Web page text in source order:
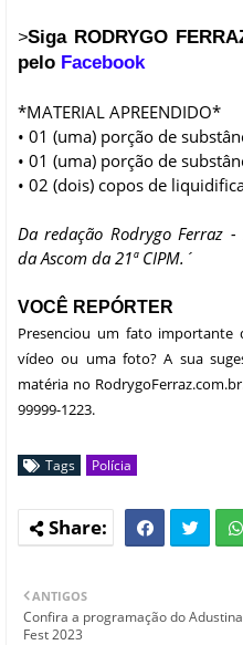
>Siga RODRYGO
pelo Facebook
*MATERIAL APREENDIDO*
• 01 (uma) porção de
• 01 (uma) porção de
• 02 (dois) copos de
Da redação Rodrygo Ferraz
da Ascom da 21ª CIPM.´
VOCÊ REPÓRTER
Presenciou um fato importante
vídeo ou uma foto? A sua
matéria no
99999-1223.
Tags Polícia
ANTIGOS
Confira a programação do Adustina
Fest 2023